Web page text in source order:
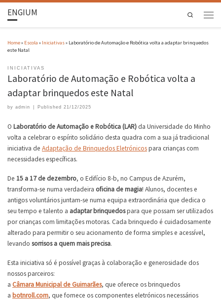
ENGIUM Search
Home» Escola » Iniciativas» Laboratório de Automação e Robótica volta a adaptar brinquedos
este Natal
INICIATIVAS
Laboratório de Automação e Robótica volta a
adaptar brinquedos este Natal
by admin Published 21/12/2025
O Laboratório de Automação e Robótica (LAR)da Universidade do Minho
volta a celebrar o espírito solidário desta quadra com a sua já tradicional
iniciativa de Adaptação de Brinquedos Eletrónicospara crianças com
necessidades específicas.
De 15 a 17 de dezembro, o Edifício 8-b, no Campus de Azurém,
transforma-se numa verdadeira oficina de magia! Alunos, docentes e
antigos voluntários juntam-se numa equipa extraordinária que dedica o
seu tempo e talento a adaptar brinquedospara que possam ser utilizados
por crianças com limitações motoras. Cada brinquedo é cuidadosamente
alterado para permitir o seu acionamento de forma simples e acessível,
levando sorrisos a quem mais precisa.
Esta iniciativa só é possível graças à colaboração e generosidade dos
nossos parceiros:
a Câmara Municipal de Guimarães, que oferece os brinquedos
a botnroll.com, que fornece os componentes eletrónicos necessários